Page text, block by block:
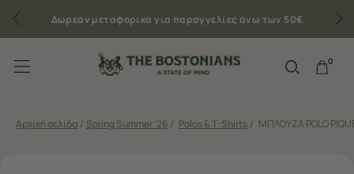
Δωρεάν μεταφορικά για παραγγελίες άνω των 50€
0
Αρχική σελίδα / Spring Summer '26 / Polos & T-Shirts / ΜΠΛΟΥΖΑ POLO